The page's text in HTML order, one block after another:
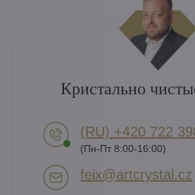
Кристально
(RU) +420 722
(Пн-Пт 8:00-16:00)
feix​@artcrystal​.cz